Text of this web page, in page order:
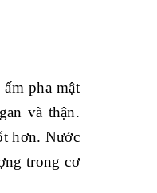
pha mật
và thận.
hơn. Nước
trong cơ